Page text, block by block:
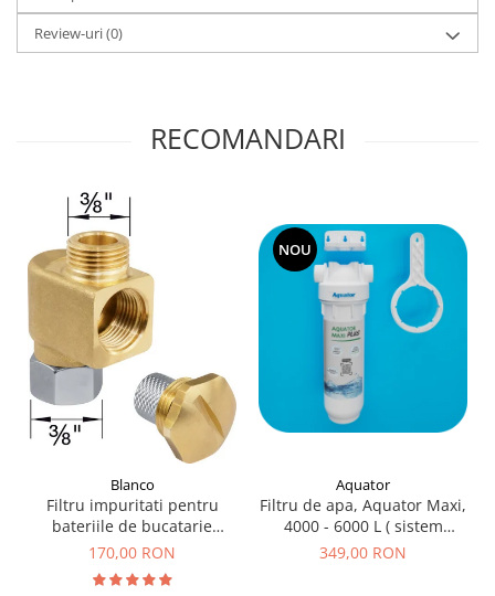
Review-uri(0)
RECOMANDARI
Blanco
Filtru impuritati pentru
bateriile de bucatarie
Blanco
170,00 RON
NOU
Aquator
Filtru de apa, Aquator Maxi,
4000 - 6000 L ( sistem
complet )
349,00 RON